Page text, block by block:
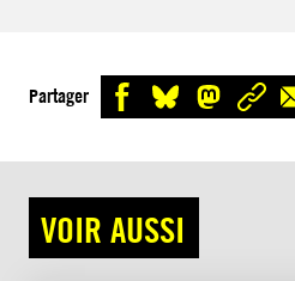
Partager
VOIR AUSSI